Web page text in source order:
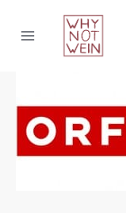
Inhalt